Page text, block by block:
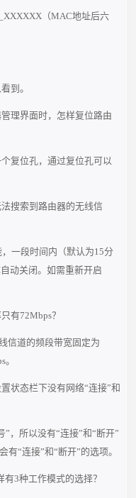
（MAC地址后六
到。
理界面时，怎样复位路由
复位孔，通过复位孔可以
搜索到路由器的无线信
一段时间内（默认为15分
动关闭。如需重新开启
有72Mbps？
信道的频段带宽固定为
状态栏下没有网络“连接”和
，所以没有“连接”和“断开”
有“连接”和“断开”的选项。
3种工作模式的选择？